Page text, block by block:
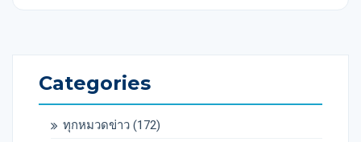
Categories
ทุกหมวดข่าว (172)